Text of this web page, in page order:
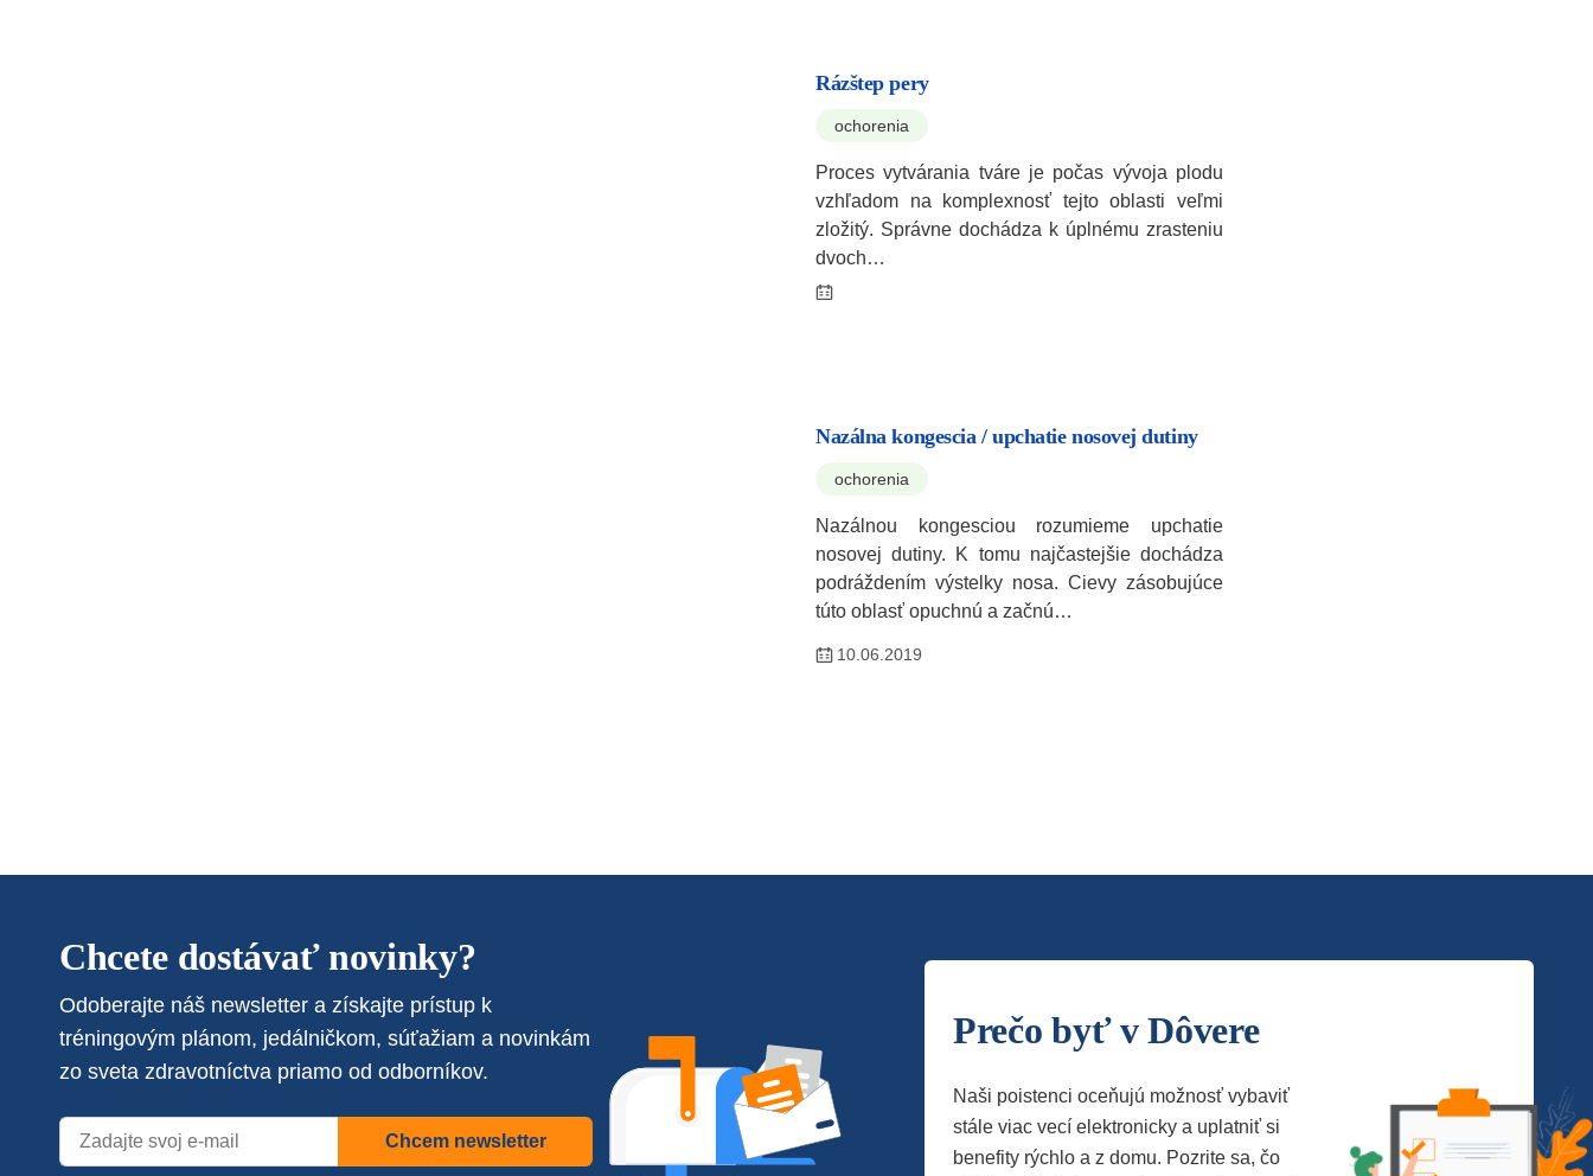
Rázštep pery
ochorenia
Proces vytvárania tváre je počas vývoja plodu
vzhľadom na komplexnosť tejto oblasti veľmi
zložitý. Správne dochádza k úplnému zrasteniu
dvoch…
Nazálna kongescia / upchatie nosovej dutiny
ochorenia
Nazálnou kongesciou rozumieme upchatie
nosovej dutiny. K tomu najčastejšie dochádza
podráždením výstelky nosa. Cievy zásobujúce
túto oblasť opuchnú a začnú…
10.06.2019
Chcete dostávať novinky?
Odoberajte náš newsletter a získajte prístup k
tréningovým plánom, jedálničkom, súťažiam a novinkám
zo sveta zdravotníctva priamo od odborníkov.
Chcem newsletter
Prečo byť v Dôvere
Naši poistenci oceňujú možnosť vybaviť
stále viac vecí elektronicky a uplatniť si
benefity rýchlo a z domu. Pozrite sa, čo